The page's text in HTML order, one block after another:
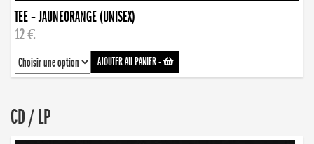
TEE – JAUNEORANGE (UNISEX)
12 €
AJOUTER AU PANIER-
CD / LP